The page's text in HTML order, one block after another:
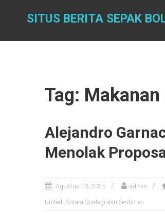
SITUS BERITA SEPAK
Tag:
Alejandro
Menolak
Agustus 13, 2025 admin
United: Antara Strategi dan Sentimen